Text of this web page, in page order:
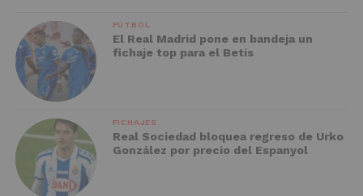
FÚTBOL
El Real Madrid pone en bandeja un
fichaje top para el Betis
FICHAJES
Real Sociedad bloquea regreso de Urko
González por precio del Espanyol